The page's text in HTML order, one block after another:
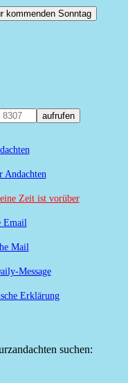
kommenden Sonntag
aufrufen
Andachten
Zeit ist vorüber
Email
Mail
Message
Erklärung
suchen: